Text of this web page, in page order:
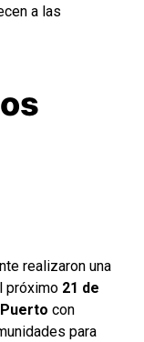
a las
realizaron una
próximo 21 de
con
para